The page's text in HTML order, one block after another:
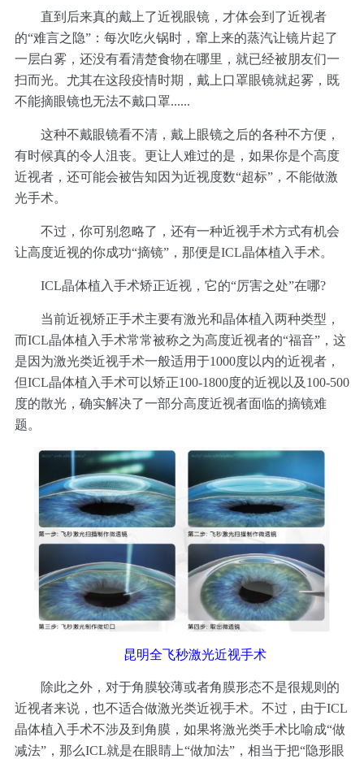
直到后来真的戴上了近视眼镜，才体会到了近视者
的“难言之隐”：每次吃火锅时，窜上来的蒸汽让镜片起了
一层白雾，还没有看清楚食物在哪里，就已经被朋友们一
扫而光。尤其在这段疫情时期，戴上口罩眼镜就起雾，既
不能摘眼镜也无法不戴口罩......
这种不戴眼镜看不清，戴上眼镜之后的各种不方便，
有时候真的令人沮丧。更让人难过的是，如果你是个高度
近视者，还可能会被告知因为近视度数“超标”，不能做激
光手术。
不过，你可别忽略了，还有一种近视手术方式有机会
让高度近视的你成功“摘镜”，那便是ICL晶体植入手术。
ICL晶体植入手术矫正近视，它的“厉害之处”在哪?
当前近视矫正手术主要有激光和晶体植入两种类型，
而ICL晶体植入手术常常被称之为高度近视者的“福音”，这
是因为激光类近视手术一般适用于1000度以内的近视者，
但ICL晶体植入手术可以矫正100-1800度的近视以及100-500
度的散光，确实解决了一部分高度近视者面临的摘镜难
题。
昆明全飞秒激光近视手术
除此之外，对于角膜较薄或者角膜形态不是很规则的
近视者来说，也不适合做激光类近视手术。不过，由于ICL
晶体植入手术不涉及到角膜，如果将激光类手术比喻成“做
减法”，那么ICL就是在眼睛上“做加法”，相当于把“隐形眼